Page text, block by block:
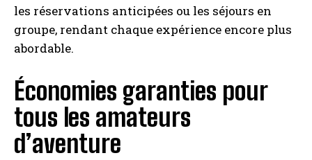
les réservations anticipées ou les séjours en
groupe, rendant chaque expérience encore plus
abordable.
Économies garanties pour
tous les amateurs
d’aventure